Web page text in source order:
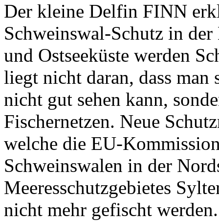
Der kleine Delfin FINN
Schweinswal-Schutz in
und Ostseeküste werden
liegt nicht daran, dass man
nicht gut sehen kann,
Fischernetzen. Neue
welche die EU-
Schweinswalen in der
Meeresschutzgebietes
nicht mehr gefischt